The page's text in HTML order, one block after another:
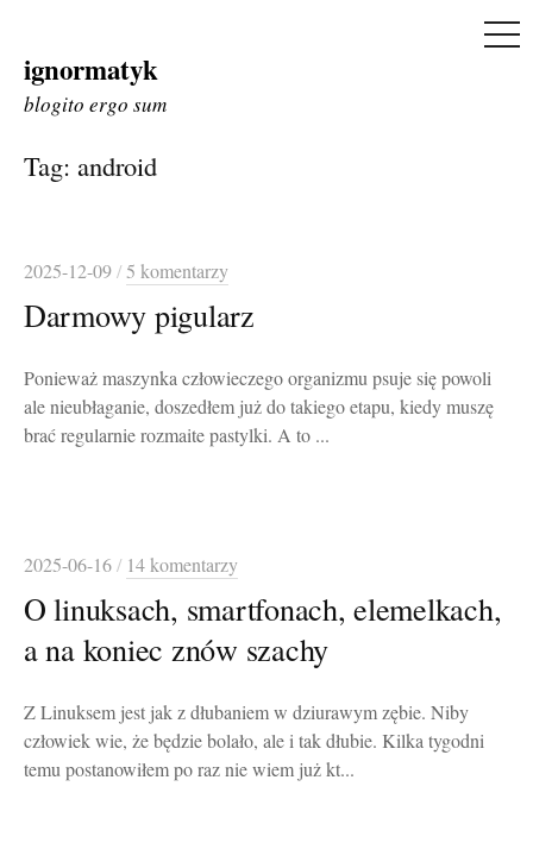
Skip
to
ignormatyk
blogito ergo sum
Tag: android
2025-12-09/5 komentarzy
Darmowy pigularz
Ponieważ maszynka człowieczego organizmu psuje się powoli
ale nieubłaganie, doszedłem już do takiego etapu, kiedy muszę
brać regularnie rozmaite pastylki. A to ...
2025-06-16/ 14 komentarzy
O linuksach, smartfonach, elemelkach,
a na koniec znów szachy
Z Linuksem jest jak z dłubaniem w dziurawym zębie. Niby
człowiek wie, że będzie bolało, ale i tak dłubie. Kilka tygodni
temu postanowiłem po raz nie wiem już kt...